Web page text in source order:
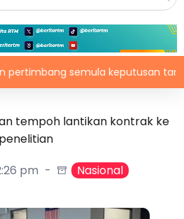
semula keputusan tarik diri
tempoh lantikan kontrak ke
pm
Nasional